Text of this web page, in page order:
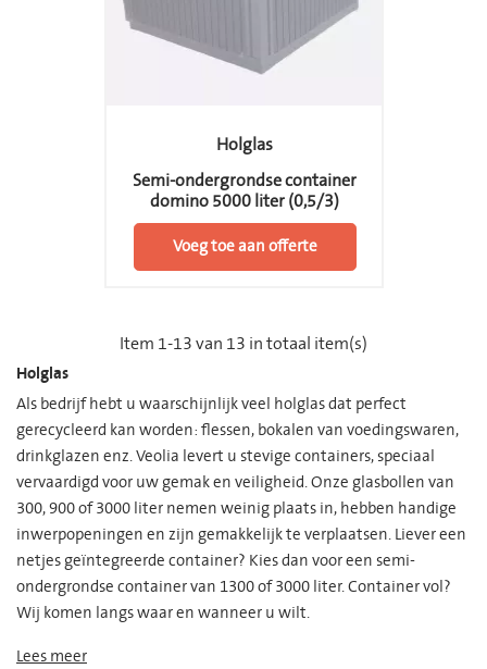
Holglas
Semi-ondergrondse container
domino 5000 liter (0,5/3)
Voeg toe aan offerte
Item 1-13 van 13 in totaal item(s)
Holglas
Als bedrijf hebt u waarschijnlijk veel holglas dat perfect
gerecycleerd kan worden: flessen, bokalen van voedingswaren,
drinkglazen enz. Veolia levert u stevige containers, speciaal
vervaardigd voor uw gemak en veiligheid. Onze glasbollen van
300, 900 of 3000 liter nemen weinig plaats in, hebben handige
inwerpopeningen en zijn gemakkelijk te verplaatsen. Liever een
netjes geïntegreerde container? Kies dan voor een semi-
ondergrondse container van 1300 of 3000 liter. Container vol?
Wij komen langs waar en wanneer u wilt.
Lees meer